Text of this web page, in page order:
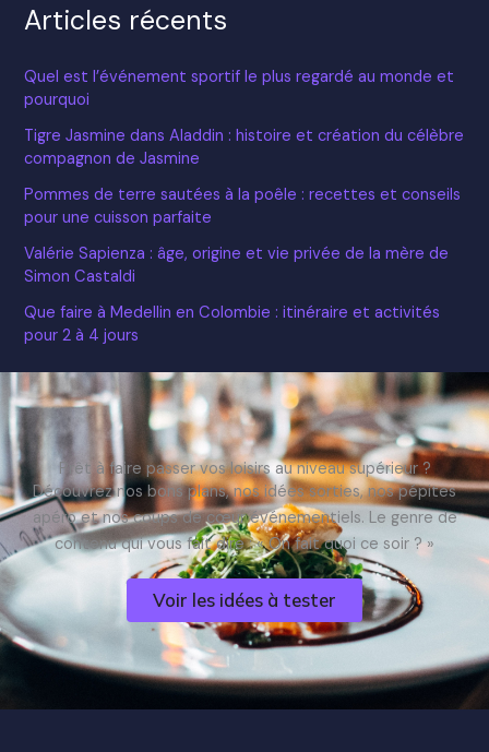
Articles récents
Quel est l’événement sportif le plus regardé au monde et
pourquoi
Tigre Jasmine dans Aladdin : histoire et création du célèbre
compagnon de Jasmine
Pommes de terre sautées à la poêle : recettes et conseils
pour une cuisson parfaite
Valérie Sapienza : âge, origine et vie privée de la mère de
Simon Castaldi
Que faire à Medellin en Colombie : itinéraire et activités
pour 2 à 4 jours
Prêt à faire passer vos loisirs au niveau supérieur ?
Découvrez nos bons plans, nos idées sorties, nos pépites
apéro et nos coups de cœur événementiels. Le genre de
contenu qui vous fait dire : « On fait quoi ce soir ? »
Voir les idées à tester